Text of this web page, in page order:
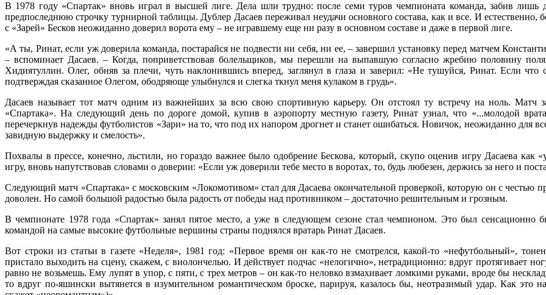
В 1978 году «Спартак» вновь играл в высшей лиге. Дела шли трудно: после семи туров чемпионата команда, забив лишь
предпоследнюю строчку турнирной таблицы. Дублер Дасаев переживал неудачи основного состава, как и все. И естественно,
с «Зарей» Бесков неожиданно доверил ворота ему – не игравшему еще ни разу в основном составе и даже в первой лиге.
«А ты, Ринат, если уж доверила команда, постарайся не подвести ни себя, ни ее, – завершил установку перед матчем
– вспоминает Дасаев. – Когда, поприветствовав болельщиков, мы перешли на выпавшую согласно жребию половину
Хидиятуллин. Олег, обняв за плечи, чуть наклонившись вперед, заглянул в глаза и заверил: «Не тушуйся, Ринат. Если
подтверждая сказанное Олегом, ободряюще улыбнулся и слегка ткнул меня кулаком в грудь».
Дасаев называет тот матч одним из важнейших за всю свою спортивную карьеру. Он отстоял ту встречу на ноль. Матч
«Спартака». На следующий день по дороге домой, купив в аэропорту местную газету, Ринат узнал, что «...молодой
перечеркнув надежды футболистов «Зари» на то, что под их напором дрогнет и станет ошибаться. Новичок, неожиданно для
завидную выдержку и смелость».
Похвалы в прессе, конечно, льстили, но гораздо важнее было одобрение Бескова, который, скупо оценив игру Дасаева
игру, вновь напутствовав словами о доверии: «Если уж доверили тебе место в воротах, то, будь любезен, держись за него и
Следующий матч «Спартака» с московским «Локомотивом» стал для Дасаева окончательной проверкой, которую он с честью
доволен. Но самой большой радостью была радость от победы над противником – достаточно решительным и грозным.
В чемпионате 1978 года «Спартак» занял пятое место, а уже в следующем сезоне стал чемпионом. Это был сенсационно
командой на самые высокие футбольные вершины страны поднялся вратарь Ринат Дасаев.
Вот строки из статьи в газете «Неделя», 1981 год: «Первое время он как-то не смотрелся, какой-то «нефутбольный»,
пристало выходить на сцену, скажем, с виолончелью. И действует подчас «нелогично», нетрадиционно: вдруг протягивает
равно не возьмешь. Ему лупят в упор, с пяти, с трех метров – он как-то неловко взмахивает ломкими руками, вроде бы
то вдруг по-яшински вытянется в изумительном романтическом броске, парируя, казалось бы, неотразимый удар. Как это